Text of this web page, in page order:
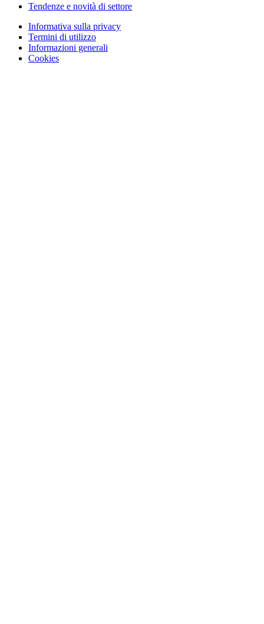
Tendenze e novità di settore
Informativa sulla privacy
Termini di utilizzo
Informazioni generali
Cookies